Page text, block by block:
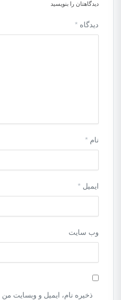
دیدگاهتان را بنویسید
دیدگاه *
نام *
ایمیل *
وب‌ سایت
ذخیره نام، ایمیل و وبسایت